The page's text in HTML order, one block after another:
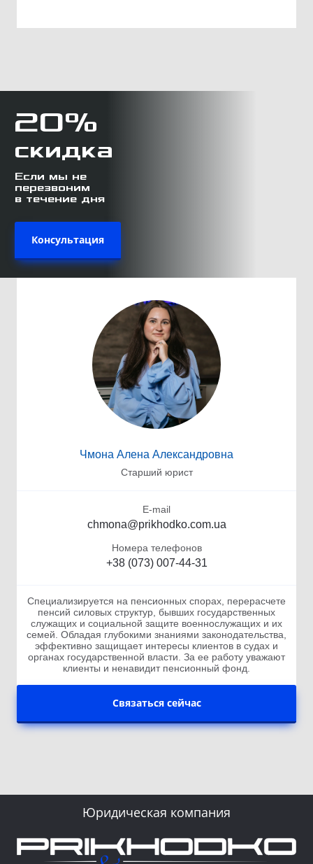
Чмона Алена Александровна
Старший юрист
E-mail
chmona@prikhodko.com.ua
Номера телефонов
+38 (073) 007-44-31
Специализируется на пенсионных спорах, перерасчете
пенсий силовых структур, бывших государственных
служащих и социальной защите военнослужащих и их
семей. Обладая глубокими знаниями законодательства,
эффективно защищает интересы клиентов в судах и
органах государственной власти. За ее работу уважают
клиенты и ненавидит пенсионный фонд.
Связаться сейчас
20%
скидка
Если мы не
перезвоним
в течение дня
Консультация
Юридическая компания